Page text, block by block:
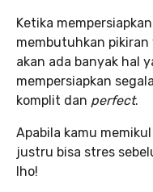
Ketika
membutuhkan pikiran
akan ada banyak hal
mempersiapkan
komplit dan perfect.
Apabila kamu
justru bisa stres
lho!